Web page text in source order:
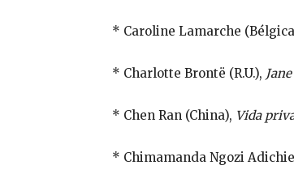
* Caroline Lamarche
* Charlotte Brontë (R.U.),
* Chen Ran (China), Vida
* Chimamanda Ngozi